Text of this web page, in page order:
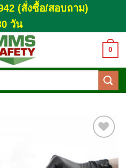
(สั่งซื้อ/สอบถาม)
วัน
0
wishlist